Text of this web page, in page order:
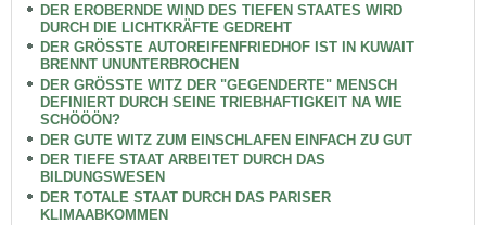
DER EROBERNDE WIND DES TIEFEN STAATES WIRD
DURCH DIE LICHTKRÄFTE GEDREHT
DER GRÖSSTE AUTOREIFENFRIEDHOF IST IN KUWAIT
BRENNT UNUNTERBROCHEN
DER GRÖSSTE WITZ DER "GEGENDERTE" MENSCH
DEFINIERT DURCH SEINE TRIEBHAFTIGKEIT NA WIE
SCHÖÖÖN?
DER GUTE WITZ ZUM EINSCHLAFEN EINFACH ZU GUT
DER TIEFE STAAT ARBEITET DURCH DAS
BILDUNGSWESEN
DER TOTALE STAAT DURCH DAS PARISER
KLIMAABKOMMEN